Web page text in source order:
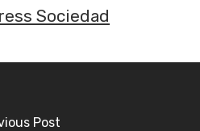
Sociedad
Post